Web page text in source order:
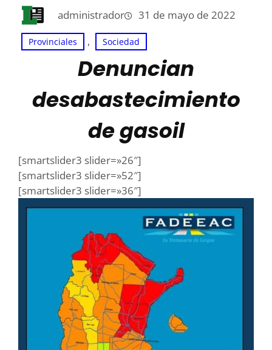
administrador 31 de mayo de 2022
Provinciales , Sociedad
Denuncian
desabastecimiento
de gasoil
[smartslider3 slider=»26″]
[smartslider3 slider=»52″]
[smartslider3 slider=»36″]